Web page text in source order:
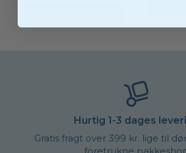
Hurtig 1-3 dages
Gratis fragt over 399 kr. lige til